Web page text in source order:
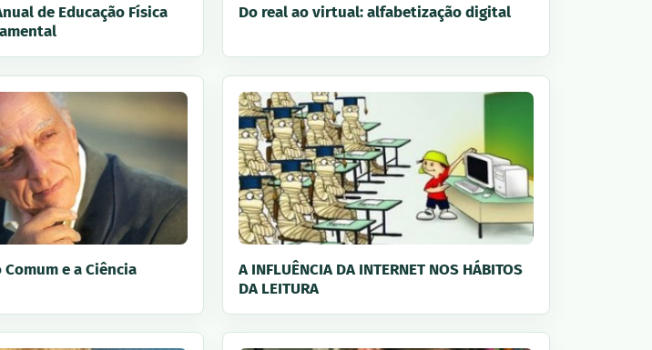
de Educação Física
Do real ao virtual: alfabetização digital
Comum e a Ciência
A INFLUÊNCIA DA INTERNET NOS HÁBITOS
DA LEITURA